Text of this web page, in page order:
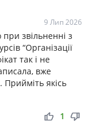
9 Лип 2026
звільненні з
“Організації
так і не
вже
Прийміть якісь
thumb_up thumb_down
1